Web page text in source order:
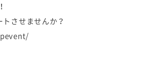
させませんか？